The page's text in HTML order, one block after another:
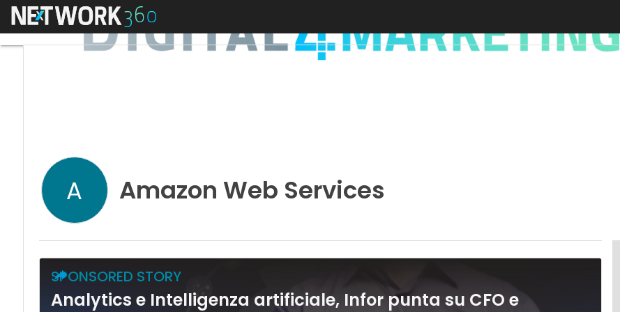
Menu
A Amazon Web Services
SPONSORED STORY
Analytics e Intelligenza artificiale, Infor punta su CFO e